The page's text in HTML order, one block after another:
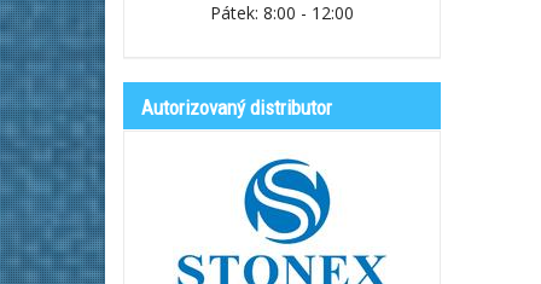
Pátek: 8:00 - 12:00
Autorizovaný distributor